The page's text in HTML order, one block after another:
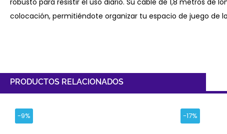
robusto para resistir el uso diario. Su cable de 1,8 metros de
colocación, permitiéndote organizar tu espacio de juego de
PRODUCTOS RELACIONADOS
-9% -17%